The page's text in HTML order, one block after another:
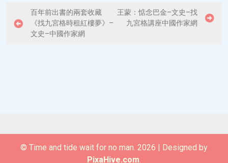
o
g
百年前出書的兩套收藏
《找九宮格時租紅樓夢》–
文史–中國作家網
王蒙：惦念巴金–文史–找
九宮格講座中國作家網
© Time and tide wait for no man. 2026 | Designed by
PixaHive.com.